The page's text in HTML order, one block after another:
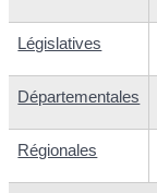
Législatives
Départementales
Régionales